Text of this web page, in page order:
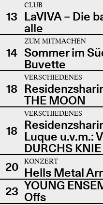
13
CLUB
LaVIVA – Die
alle
14
ZUM MITMACHEN
Sommer im
Buvette
18
VERSCHIEDENES
THE MOON
18
VERSCHIEDENES
Luque u.v.m.:
DURCHS
20
KONZERT
Hells Metal
23 YOUNG
Offs